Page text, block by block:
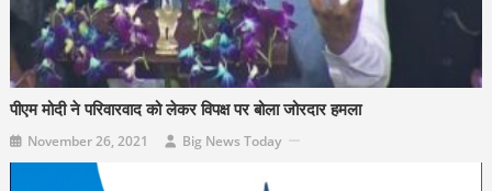
पीएम मोदी ने परिवारवाद को लेकर विपक्ष पर बोला जोरदार हमला
November 26, 2021 Big News Today